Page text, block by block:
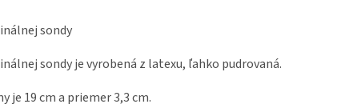
sondy
sondy je vyrobená z latexu, ľahko pudrovaná.
je 19 cm a priemer 3,3 cm.